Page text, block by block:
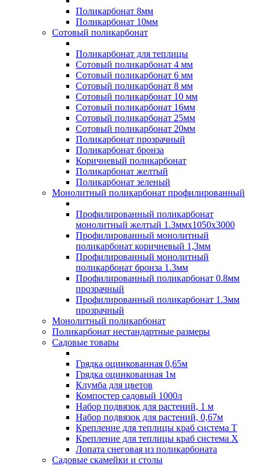
Поликарбонат 8мм
Поликарбонат 10мм
Сотовый поликарбонат
Поликарбонат для теплицы
Сотовый поликарбонат 4 мм
Сотовый поликарбонат 6 мм
Сотовый поликарбонат 8 мм
Сотовый поликарбонат 10 мм
Сотовый поликарбонат 16мм
Сотовый поликарбонат 25мм
Сотовый поликарбонат 20мм
Поликарбонат прозрачный
Поликарбонат бронза
Коричневый поликарбонат
Поликарбонат желтый
Поликарбонат зеленый
Монолитный поликарбонат профилированный
Профилированный поликарбонат
монолитный желтый 1.3ммх1050х3000
Профилированный монолитный
поликарбонат коричневый 1,3мм
Профилированный монолитный
поликарбонат бронза 1.3мм
Профилированный поликарбонат 0.8мм
прозрачный
Профилированный поликарбонат 1.3мм
прозрачный
Монолитный поликарбонат
Поликарбонат нестандартные размеры
Садовые товары
Грядка оцинкованная 0,65м
Грядка оцинкованная 1м
Клумба для цветов
Компостер садовый 1000л
Набор подвязок для растений, 1 м
Набор подвязок для растений, 0,67м
Крепление для теплицы краб система Т
Крепление для теплицы краб система Х
Лопата снеговая из поликарбоната
Садовые скамейки и столы